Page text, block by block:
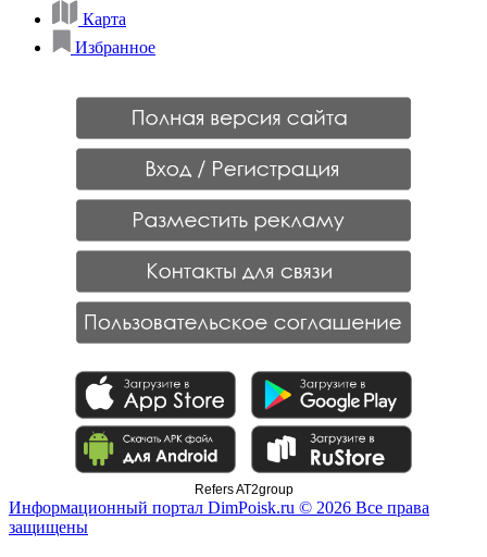
Карта
Избранное
Refers AT2group
Информационный портал DimPoisk.ru © 2026 Все права
защищены